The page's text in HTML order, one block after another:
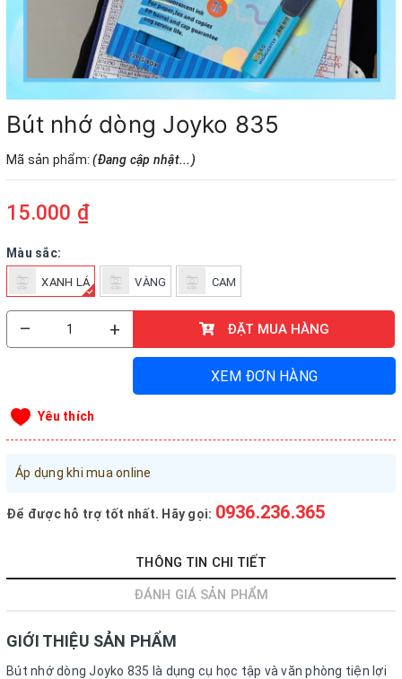
9 - Đồ dùng học sinh – Dụng cụ học tập
10 - Sách giáo dục - Thiết bị trường học
11 - Bảng – Máy văn phòng – Bàn,ghế
12 - Phụ kiện vi tính – USB – Âm thanh
13 - Đèn Solar - Đèn năng lượng
Hợp tác & Tuyển dụng
Liên hệ
Giao Lưu
Đăng nhập tài khoản
Xem giỏ hàng
LIÊN HỆ - HỖ TRỢ KHÁCH HÀNG
090.215.9818
vanphongphamhaigiang@gmail.com
Hướng dẫn mua hàng
Bút nhớ dòng Joyko 835
Mã sản phẩm:(Đang cập nhật...)
15.000 ₫
Màu sắc:
XANH LÁ VÀNG CAM
– + ĐẶT MUA HÀNG
XEM ĐƠN HÀNG
Yêu thích
Áp dụng khi mua online
Để được hỗ trợ tốt nhất. Hãy gọi: 0936.236.365
THÔNG TIN CHI TIẾT
ĐÁNH GIÁ SẢN PHẨM
GIỚI THIỆU SẢN PHẨM
Bút nhớ dòng Joyko 835 là dụng cụ học tập và văn phòng tiện lợi